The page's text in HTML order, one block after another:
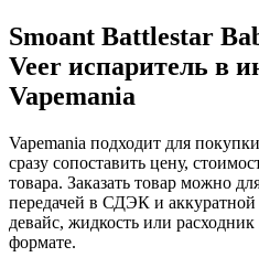
Smoant Battlestar
Veer испаритель в
Vapemania
Vapemania подходит для
сразу сопоставить цену,
товара. Заказать товар можно
передачей в СДЭК и
девайс, жидкость или
формате.